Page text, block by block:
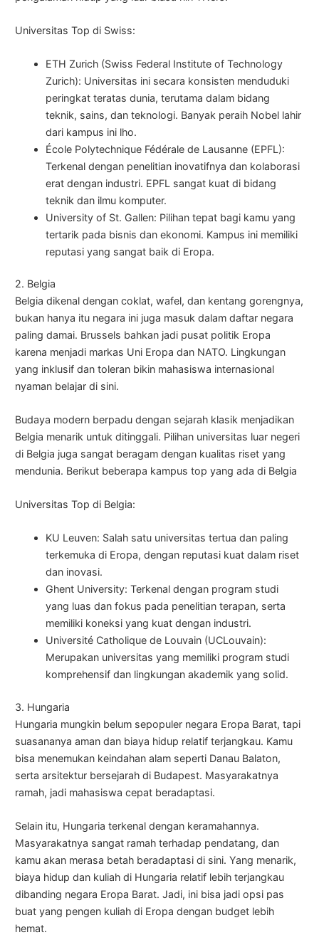
Universitas Top di Swiss:
ETH Zurich (Swiss Federal Institute of Technology
Zurich): Universitas ini secara konsisten menduduki
peringkat teratas dunia, terutama dalam bidang
teknik, sains, dan teknologi. Banyak peraih Nobel lahir
dari kampus ini lho.
École Polytechnique Fédérale de Lausanne (EPFL):
Terkenal dengan penelitian inovatifnya dan kolaborasi
erat dengan industri. EPFL sangat kuat di bidang
teknik dan ilmu komputer.
University of St. Gallen: Pilihan tepat bagi kamu yang
tertarik pada bisnis dan ekonomi. Kampus ini memiliki
reputasi yang sangat baik di Eropa.
2. Belgia
Belgia dikenal dengan coklat, wafel, dan kentang gorengnya,
bukan hanya itu negara ini juga masuk dalam daftar negara
paling damai. Brussels bahkan jadi pusat politik Eropa
karena menjadi markas Uni Eropa dan NATO. Lingkungan
yang inklusif dan toleran bikin mahasiswa internasional
nyaman belajar di sini.
Budaya modern berpadu dengan sejarah klasik menjadikan
Belgia menarik untuk ditinggali. Pilihan universitas luar negeri
di Belgia juga sangat beragam dengan kualitas riset yang
mendunia. Berikut beberapa kampus top yang ada di Belgia
Universitas Top di Belgia:
KU Leuven: Salah satu universitas tertua dan paling
terkemuka di Eropa, dengan reputasi kuat dalam riset
dan inovasi.
Ghent University: Terkenal dengan program studi
yang luas dan fokus pada penelitian terapan, serta
memiliki koneksi yang kuat dengan industri.
Université Catholique de Louvain (UCLouvain):
Merupakan universitas yang memiliki program studi
komprehensif dan lingkungan akademik yang solid.
3. Hungaria
Hungaria mungkin belum sepopuler negara Eropa Barat, tapi
suasananya aman dan biaya hidup relatif terjangkau. Kamu
bisa menemukan keindahan alam seperti Danau Balaton,
serta arsitektur bersejarah di Budapest. Masyarakatnya
ramah, jadi mahasiswa cepat beradaptasi.
Selain itu, Hungaria terkenal dengan keramahannya.
Masyarakatnya sangat ramah terhadap pendatang, dan
kamu akan merasa betah beradaptasi di sini. Yang menarik,
biaya hidup dan kuliah di Hungaria relatif lebih terjangkau
dibanding negara Eropa Barat. Jadi, ini bisa jadi opsi pas
buat yang pengen kuliah di Eropa dengan budget lebih
hemat.